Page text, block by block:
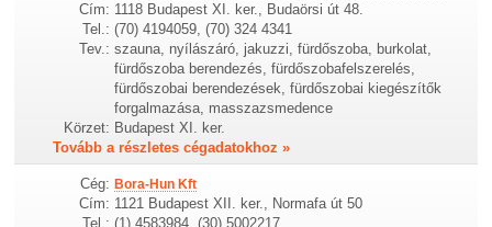
Cím: 1118 Budapest XI. ker., Budaörsi út 48.
Tel.: (70) 4194059, (70) 324 4341
Tev.: szauna, nyílászáró, jakuzzi, fürdőszoba, burkolat,
fürdőszoba berendezés, fürdőszobafelszerelés,
fürdőszobai berendezések, fürdőszobai kiegészítők
forgalmazása, masszazsmedence
Körzet: Budapest XI. ker.
Tovább a részletes cégadatokhoz »
Cég: Bora-Hun Kft
Cím: 1121 Budapest XII. ker., Normafa út 50
Tel.: (1) 4583984, (30) 5002217